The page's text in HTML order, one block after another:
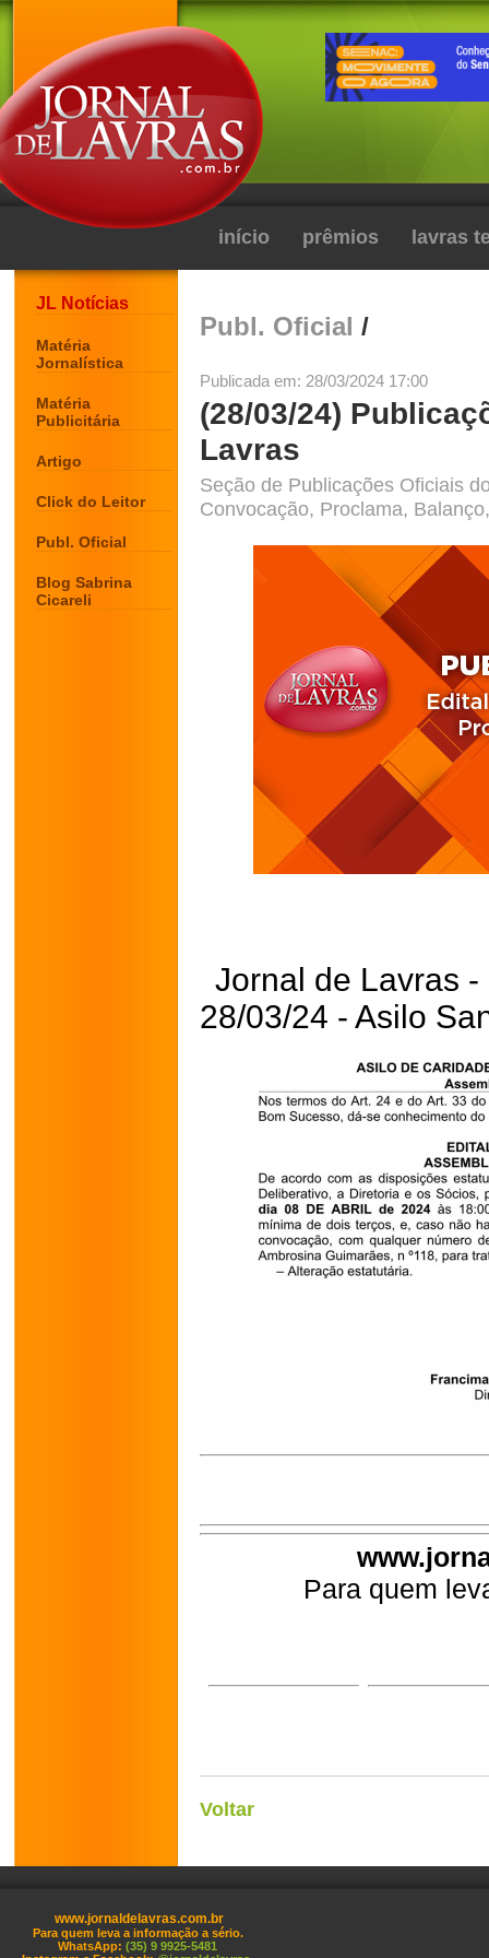
início prêmios lavras
JL Notícias
Matéria
Jornalística
Matéria
Publicitária
Artigo
Click do Leitor
Publ. Oficial
Blog Sabrina
Cicareli
Publ. Oficial /
Publicada em: 28/03/2024 17:00
(28/03/24)
Lavras
Seção de Publicações Oficiais
Convocação, Proclama,
Jornal de Lavras
28/03/24 - Asilo
Para quem
Voltar
www.jornaldelavras.com.br
Para quem leva a informação a sério.
WhatsApp: (35) 9 9925-5481